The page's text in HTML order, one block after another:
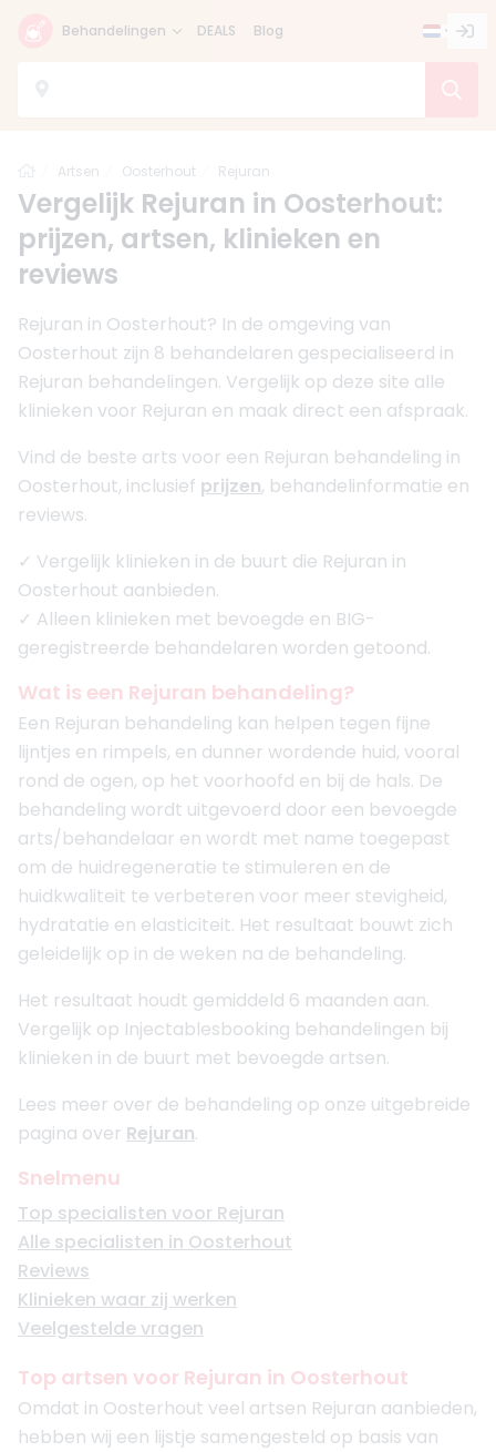
Behandelingen DEALS Blog
Home
Artsen Oosterhout Rejuran
Vergelijk Rejuran in Oosterhout:
prijzen, artsen, klinieken en
reviews
Rejuran in Oosterhout? In de omgeving van
Oosterhout zijn 8 behandelaren gespecialiseerd in
Rejuran behandelingen. Vergelijk op deze site alle
klinieken voor Rejuran en maak direct een afspraak.
Vind de beste arts voor een Rejuran behandeling in
Oosterhout, inclusief prijzen, behandelinformatie en
reviews.
✓ Vergelijk klinieken in de buurt die Rejuran in
Oosterhout aanbieden.
✓ Alleen klinieken met bevoegde en BIG-
geregistreerde behandelaren worden getoond.
Wat is een Rejuran behandeling?
Een Rejuran behandeling kan helpen tegen fijne
lijntjes en rimpels, en dunner wordende huid, vooral
rond de ogen, op het voorhoofd en bij de hals. De
behandeling wordt uitgevoerd door een bevoegde
arts/behandelaar en wordt met name toegepast
om de huidregeneratie te stimuleren en de
huidkwaliteit te verbeteren voor meer stevigheid,
hydratatie en elasticiteit. Het resultaat bouwt zich
geleidelijk op in de weken na de behandeling.
Het resultaat houdt gemiddeld 6 maanden aan.
Vergelijk op Injectablesbooking behandelingen bij
klinieken in de buurt met bevoegde artsen.
Lees meer over de behandeling op onze uitgebreide
pagina over Rejuran.
Snelmenu
Top specialisten voor Rejuran
Alle specialisten in Oosterhout
Reviews
Klinieken waar zij werken
Veelgestelde vragen
Top artsen voor Rejuran in Oosterhout
Omdat in Oosterhout veel artsen Rejuran aanbieden,
hebben wij een lijstje samengesteld op basis van